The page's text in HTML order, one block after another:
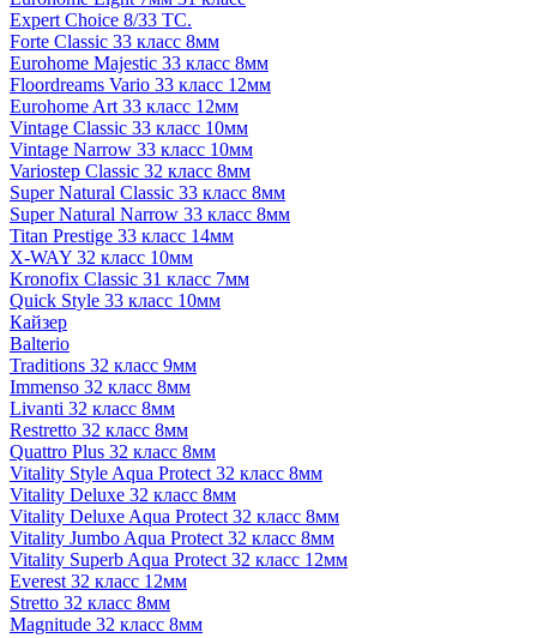
Expert Choice 8/33 TC.
Forte Classic 33 класс 8мм
Eurohome Majestic 33 класс 8мм
Floordreams Vario 33 класс 12мм
Eurohome Art 33 класс 12мм
Vintage Classic 33 класс 10мм
Vintage Narrow 33 класс 10мм
Variostep Classic 32 класс 8мм
Super Natural Classic 33 класс 8мм
Super Natural Narrow 33 класс 8мм
Titan Prestige 33 класс 14мм
X-WAY 32 класс 10мм
Kronofix Classic 31 класс 7мм
Quick Style 33 класс 10мм
Кайзер
Balterio
Traditions 32 класс 9мм
Immenso 32 класс 8мм
Livanti 32 класс 8мм
Restretto 32 класс 8мм
Quattro Plus 32 класс 8мм
Vitality Style Aqua Protect 32 класс 8мм
Vitality Deluxe 32 класс 8мм
Vitality Deluxe Aqua Protect 32 класс 8мм
Vitality Jumbo Aqua Protect 32 класс 8мм
Vitality Superb Aqua Protect 32 класс 12мм
Everest 32 класс 12мм
Stretto 32 класс 8мм
Magnitude 32 класс 8мм